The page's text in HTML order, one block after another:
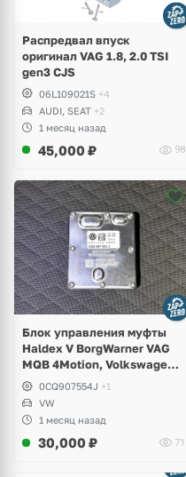
Распредвал впуск
оригинал VAG 1.8, 2.0 TSI
gen3 CJS
06L109021S +4
AUDI, SEAT +2
1 месяц назад
45,000 ₽ 98
Блок управления муфты
Haldex V BorgWarner VAG
MQB 4Motion, Volkswagen
Tiguan
0CQ907554J +1
VW
1 месяц назад
30,000 ₽ 71
2 фото